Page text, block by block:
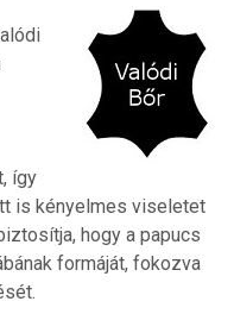
így
is kényelmes viseletet
hogy a papucs
formáját, fokozva